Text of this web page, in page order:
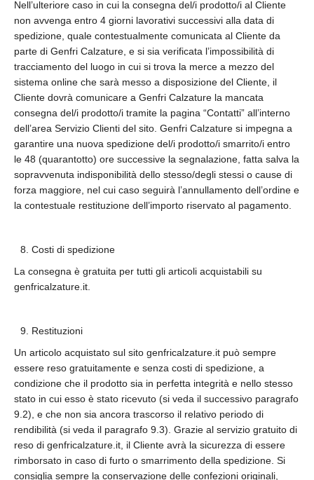
Nell’ulteriore caso in cui la consegna del/i prodotto/i al Cliente
non avvenga entro 4 giorni lavorativi successivi alla data di
spedizione, quale contestualmente comunicata al Cliente da
parte di Genfri Calzature, e si sia verificata l’impossibilità di
tracciamento del luogo in cui si trova la merce a mezzo del
sistema online che sarà messo a disposizione del Cliente, il
Cliente dovrà comunicare a Genfri Calzature la mancata
consegna del/i prodotto/i tramite la pagina “Contatti” all’interno
dell’area Servizio Clienti del sito. Genfri Calzature si impegna a
garantire una nuova spedizione del/i prodotto/i smarrito/i entro
le 48 (quarantotto) ore successive la segnalazione, fatta salva la
sopravvenuta indisponibilità dello stesso/degli stessi o cause di
forza maggiore, nel cui caso seguirà l’annullamento dell’ordine e
la contestuale restituzione dell’importo riservato al pagamento.
Costi di spedizione
La consegna è gratuita per tutti gli articoli acquistabili su
genfricalzature.it.
Restituzioni
Un articolo acquistato sul sito genfricalzature.it può sempre
essere reso gratuitamente e senza costi di spedizione, a
condizione che il prodotto sia in perfetta integrità e nello stesso
stato in cui esso è stato ricevuto (si veda il successivo paragrafo
9.2), e che non sia ancora trascorso il relativo periodo di
rendibilità (si veda il paragrafo 9.3). Grazie al servizio gratuito di
reso di genfricalzature.it, il Cliente avrà la sicurezza di essere
rimborsato in caso di furto o smarrimento della spedizione. Si
consiglia sempre la conservazione delle confezioni originali,